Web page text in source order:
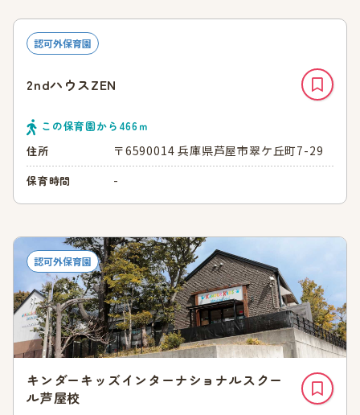
認可外保育園
2ndハウスZEN
この保育園から 466ｍ
住所
〒6590014 兵庫県芦屋市翠ケ丘町7-29
保育時間 -
認可外保育園
キンダーキッズインターナショナルスクー
ル芦屋校